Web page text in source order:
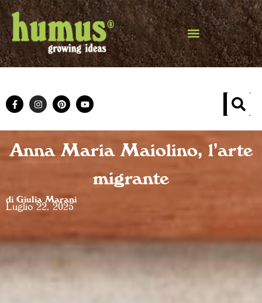
Anna Maria Maiolino, l’arte
migrante
di Giulia Marani
Luglio 22, 2025